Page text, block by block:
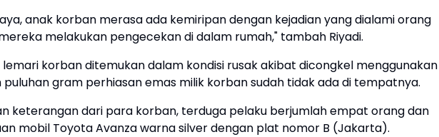
anak korban merasa ada kemiripan dengan kejadian yang dialami orang
melakukan pengecekan di dalam rumah," tambah Riyadi.
korban ditemukan dalam kondisi rusak akibat dicongkel menggunakan
puluhan gram perhiasan emas milik korban sudah tidak ada di tempatnya.
keterangan dari para korban, terduga pelaku berjumlah empat orang dan
mobil Toyota Avanza warna silver dengan plat nomor B (Jakarta).